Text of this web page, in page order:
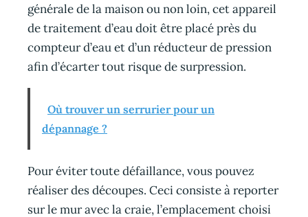
générale de la maison ou non loin, cet appareil
de traitement d’eau doit être placé près du
compteur d’eau et d’un réducteur de pression
afin d’écarter tout risque de surpression.
Où trouver un serrurier pour un
dépannage ?
Pour éviter toute défaillance, vous pouvez
réaliser des découpes. Ceci consiste à reporter
sur le mur avec la craie, l’emplacement choisi